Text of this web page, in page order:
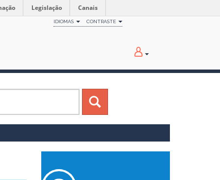
Legislação Canais
IDIOMAS CONTRASTE